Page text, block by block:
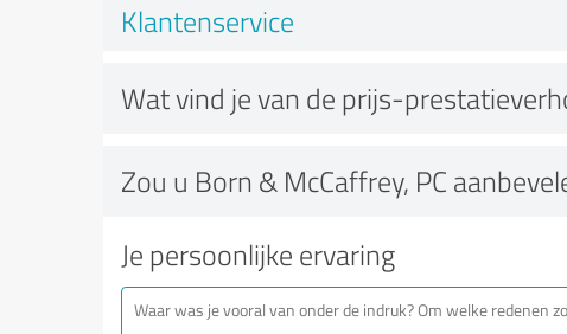
Klantenservice
Wat vind je van de prijs-
Zou u Born & McCaffrey, PC
Je persoonlijke ervaring